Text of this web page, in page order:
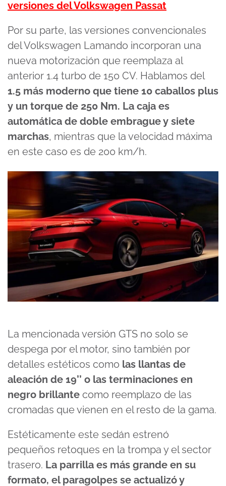
versiones del Volkswagen Passat
Por su parte, las versiones convencionales
del Volkswagen Lamando incorporan una
nueva motorización que reemplaza al
anterior 1.4 turbo de 150 CV. Hablamos del
1.5 más moderno que tiene 10 caballos plus
y un torque de 250 Nm. La caja es
automática de doble embrague y siete
marchas, mientras que la velocidad máxima
en este caso es de 200 km/h.
La mencionada versión GTS no solo se
despega por el motor, sino también por
detalles estéticos como las llantas de
aleación de 19’’ o las terminaciones en
negro brillante como reemplazo de las
cromadas que vienen en el resto de la gama.
Estéticamente este sedán estrenó
pequeños retoques en la trompa y el sector
trasero. La parrilla es más grande en su
formato, el paragolpes se actualizó y